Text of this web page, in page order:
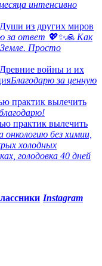
интенсивно
Души из других миров
за ответ 💖✨️🙏 Как
Просто
Древние войны и их
Благодарю за ценную
практик вылечить
практик вылечить
онкологию без химии,
холодных
голодовка 40 дней
Instagram